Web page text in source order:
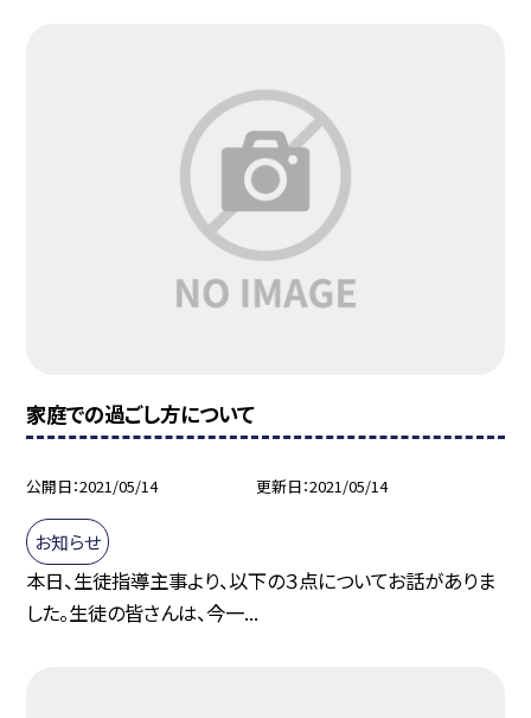
家庭での過ごし方について
公開日 2021/05/14 更新日 2021/05/14
お知らせ
本日、生徒指導主事より、以下の３点についてお話がありま
した。生徒の皆さんは、今一...